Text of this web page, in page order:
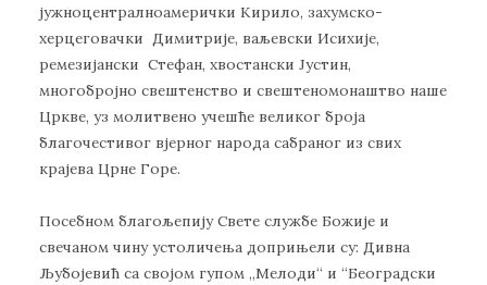
јужноцентралноамерички Кирило, захумско-
херцеговачки Димитрије, ваљевски Исихије,
ремезијански Стефан, хвостански Јустин,
многобројно свештенство и свештеномонаштво наше
Цркве, уз молитвено учешће великог броја
благочестивог вјерног народа сабраног из свих
крајева Црне Горе.
Посебном благољепију Свете службе Божије и
свечаном чину устоличења доприњели су: Дивна
Љубојевић са својом гупом „Мелоди“ и “Београдски